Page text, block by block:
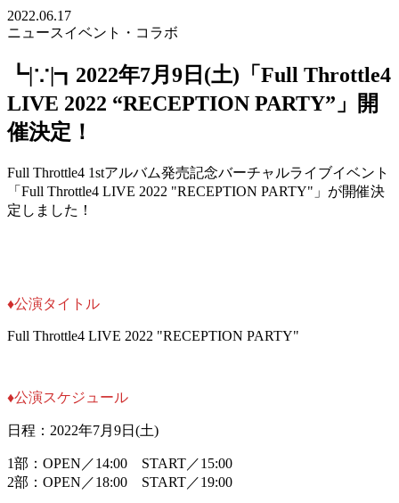
2022.06.17
ニュースイベント・コラボ
┗|∵|┓2022年7月9日(土)「Full Throttle4
LIVE 2022 “RECEPTION PARTY”」開
催決定！
Full Throttle4 1stアルバム発売記念バーチャルライブイベント
「Full Throttle4 LIVE 2022 "RECEPTION PARTY"」が開催決
定しました！
♦︎公演タイトル
Full Throttle4 LIVE 2022 "RECEPTION PARTY"
♦︎公演スケジュール
日程：2022年7月9日(土)
1部：OPEN ／14:00 START／15:00
2部：OPEN ／18:00 START／19:00